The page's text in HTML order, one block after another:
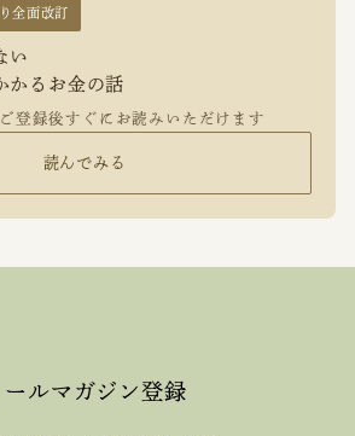
全面改訂
い
かるお金の話
登録後すぐにお読みいただけます
読んでみる
ールマガジン登録